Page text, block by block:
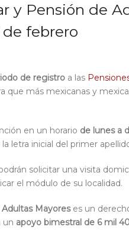
y Pensión de
de febrero
de registro a las P
que más mexicanas y
en un horario de lunes a
letra inicial del primer
solicitar una visita
el módulo de su localidad.
Mayoreses un
un apoyo bimestral de 6 mil